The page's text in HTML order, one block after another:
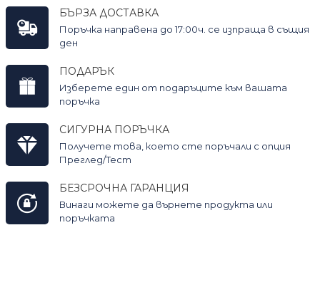
БЪРЗА ДОСТАВКА
Поръчка направена до 17:00ч. се изпраща в същия
ден
ПОДАРЪК
Изберете един от подаръците към вашата
поръчка
СИГУРНА ПОРЪЧКА
Получете това, което сте поръчали с опция
Преглед/Тест
БЕЗСРОЧНА ГАРАНЦИЯ
Винаги можете да върнете продукта или
поръчката